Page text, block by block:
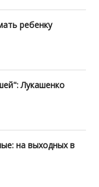
ребенку
Лукашенко
на выходных в